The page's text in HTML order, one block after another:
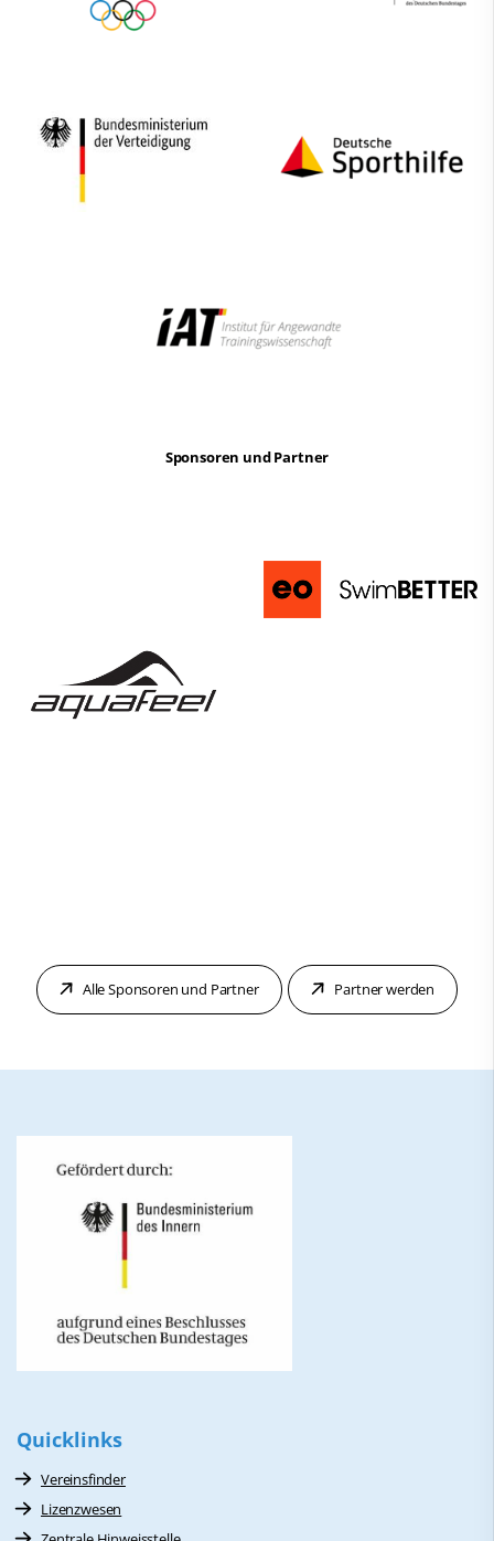
Sponsoren und Partner
Alle Sponsoren und Partner Partner werden
Quicklinks
Vereinsfinder
Lizenzwesen